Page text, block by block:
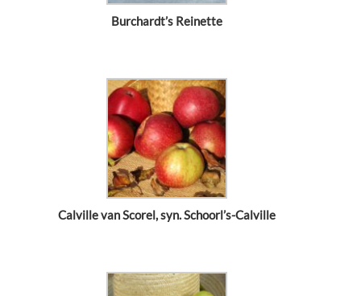
Burchardt’s Reinette
Calville van Scorel, syn. Schoorl’s-Calville